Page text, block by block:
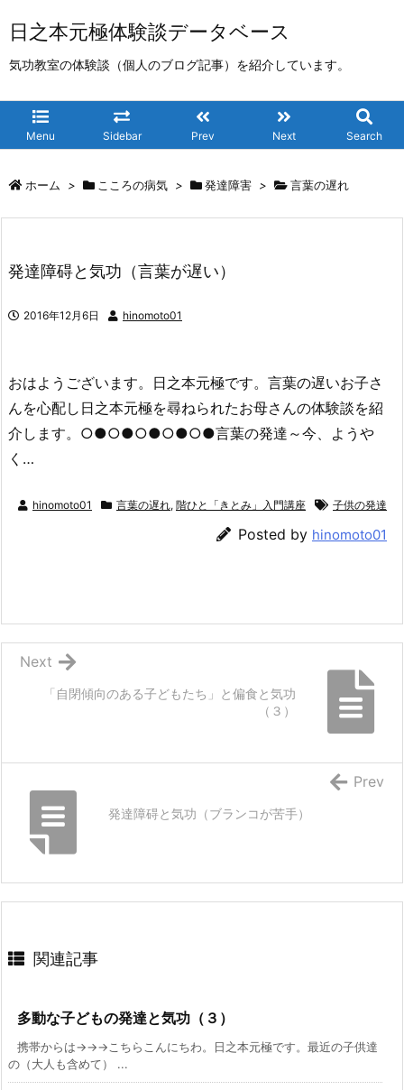
日之本元極体験談データベース
気功教室の体験談（個人のブログ記事）を紹介しています。
Menu Sidebar Prev Next Search
ホーム > こころの病気 > 発達障害 > 言葉の遅れ
発達障碍と気功（言葉が遅い）
2016年12月6日 hinomoto01
おはようございます。日之本元極です。言葉の遅いお子さ
んを心配し日之本元極を尋ねられたお母さんの体験談を紹
介します。○●○●○●○●○●言葉の発達～今、ようや
く…
hinomoto01 言葉の遅れ, 階ひと「きとみ」入門講座 子供の発達
Posted by hinomoto01
「自閉傾向のある子どもたち」と偏食と気功
（３）
Next
発達障碍と気功（ブランコが苦手）
Prev
関連記事
多動な子どもの発達と気功（３）
携帯からは→→→こちらこんにちわ。日之本元極です。最近の子供達
の（大人も含めて） ...